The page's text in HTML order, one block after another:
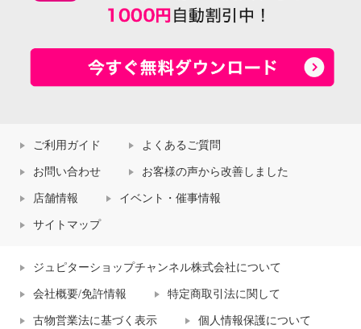
ご利用ガイド よくあるご質問
お問い合わせ お客様の声から改善しました
店舗情報 イベント・催事情報
サイトマップ
ジュピターショップチャンネル株式会社について
会社概要/免許情報 特定商取引法に関して
古物営業法に基づく表示 個人情報保護について